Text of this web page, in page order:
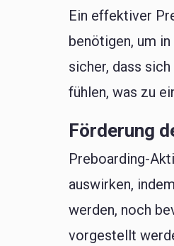
Ein effektiver
benötigen, um
sicher, dass
fühlen, was zu
Förderung
Preboarding-
auswirken,
werden, noch
vorgestellt